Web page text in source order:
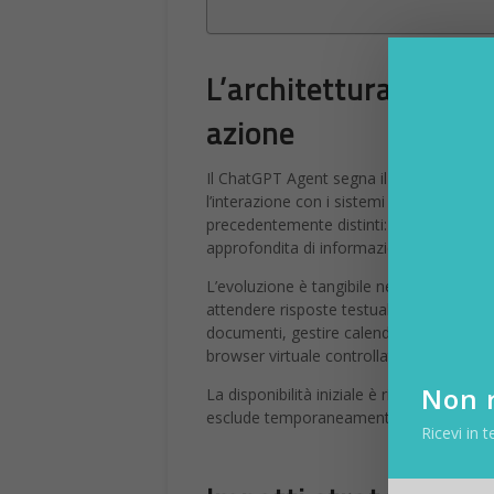
L’architettura della
azione
Il ChatGPT Agent segna il
l’interazione con i sistemi di AI
precedentemente distinti: Operator per
approfondita di informazioni
L’evoluzione è tangibile
attendere risposte testuali, ora
documenti, gestire calendari e
browser virtuale controllato,
La disponibilità iniziale è riservata agli
esclude temporaneamente Svizzera ed
Non
Ricevi in